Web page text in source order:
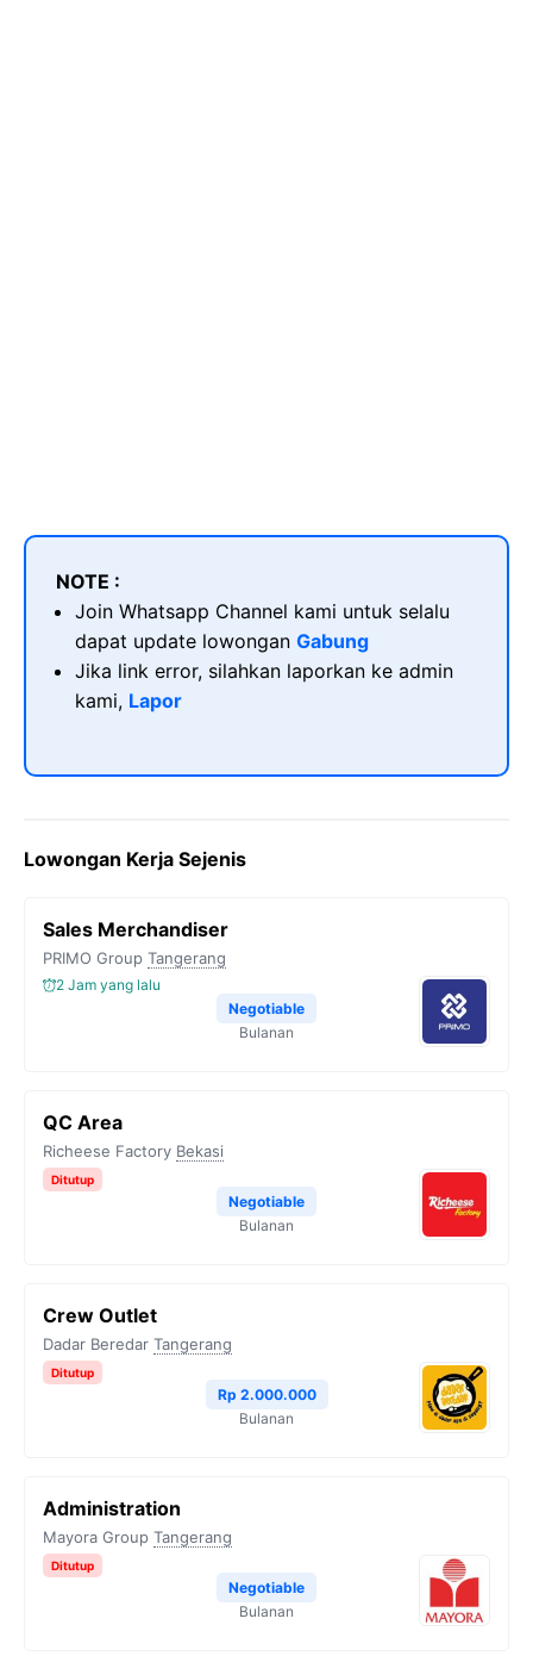
NOTE :
Join Whatsapp Channel kami untuk selalu
dapat update lowongan Gabung
Jika link error, silahkan laporkan ke admin
kami, Lapor
Lowongan Kerja Sejenis
Sales Merchandiser
PRIMO Group Tangerang
2 Jam yang lalu
Negotiable
Bulanan
QC Area
Richeese Factory Bekasi
Ditutup
Negotiable
Bulanan
Crew Outlet
Dadar Beredar Tangerang
Ditutup
Rp 2.000.000
Bulanan
Administration
Mayora Group Tangerang
Ditutup
Negotiable
Bulanan